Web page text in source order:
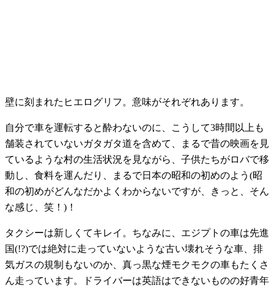
壁に刻まれたヒエログリフ。意味がそれぞれあります。
自分で車を運転すると酔わないのに、こうして3時間以上も
舗装されていないガタガタ道を含めて、まるで昔の映画を見
ているような村の生活状況を見ながら、子供たちがロバで移
動し、食料を運んだり、まるで日本の昭和の初めのよう(昭
和の初めがどんなだかよくわからないですが、きっと、そん
な感じ、笑！)！
タクシーは新しくてキレイ。ちなみに、エジプトの車は先進
国(!?)では絶対に走っていないような古い壊れそうな車、排
気ガスの規制もないのか、真っ黒な煙モクモクの車もたくさ
ん走っています。ドライバーは英語はできないものの好青年